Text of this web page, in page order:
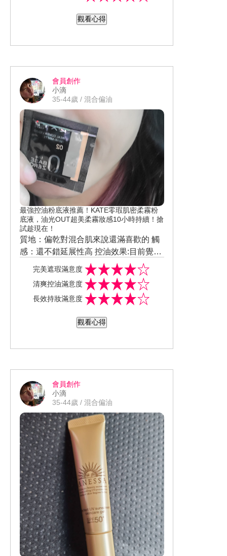
來，皮膚沒有明顯變黑。 防水防汗效
甚麼影響也不會泛白。 保濕效果：老實
整個臉又悶又黏。 使用了幾天效果還算
不錯，我還是會買來使用，防曬係數高
觀看心得
會員創作
小滴
35-44歲 / 混合偏油
最強控油粉底液推薦！KATE零瑕肌密柔霧粉
底液，油光OUT超美柔霧妝感10小時持續！搶
試趁現在！
質地：偏乾對混合肌來說還滿喜歡的 觸
感：還不錯延展性高 控油效果:目前覺得
還控油可以，但現在還不是夏天無法真
正的知道是否控油。 遮瑕效果:我覺得還
不錯，遮瑕度算高。 妝感效果:整體感覺
是屬於霧面的裝感，我喜歡霧面的裝
畢竟遮瑕度高，又能看起來很自然我覺
完美遮瑕滿意度
清爽控油滿意度
長效持妝滿意度
觀看心得
會員創作
小滴
35-44歲 / 混合偏油